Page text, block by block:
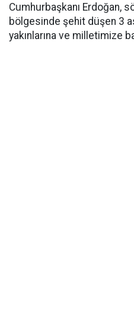
Cumhurbaşkanı Erdoğan,
bölgesinde şehit düşen 3
yakınlarına ve milletimize